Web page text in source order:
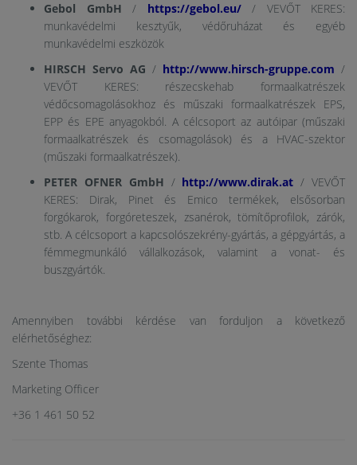
Gebol GmbH / https://gebol.eu// VEVŐT KERES:
munkavédelmi kesztyűk, védőruházat és egyéb
munkavédelmi eszközök
HIRSCH Servo AG / http://www.hirsch-gruppe.com /
VEVŐT KERES: részecskehab formaalkatrészek
védőcsomagolásokhoz és műszaki formaalkatrészek EPS,
EPP és EPE anyagokból. A célcsoport az autóipar (műszaki
formaalkatrészek és csomagolások) és a HVAC-szektor
(műszaki formaalkatrészek).
PETER OFNER GmbH / http://www.dirak.at / VEVŐT
KERES: Dirak, Pinet és Emico termékek, elsősorban
forgókarok, forgóreteszek, zsanérok, tömítőprofilok, zárók,
stb. A célcsoport a kapcsolószekrény-gyártás, a gépgyártás, a
fémmegmunkáló vállalkozások, valamint a vonat- és
buszgyártók.
Amennyiben további kérdése van forduljon a következő
elérhetőséghez:
Szente Thomas
Marketing Officer
+36 1 461 50 52